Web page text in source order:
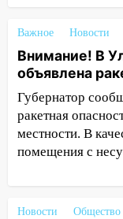
10:00
В
09:50 В
застрял в
09:44
юному
Важное Новости
Внимание! В
объявлена
Губернатор
ракетная
местности. В
помещения с
Новости Общество